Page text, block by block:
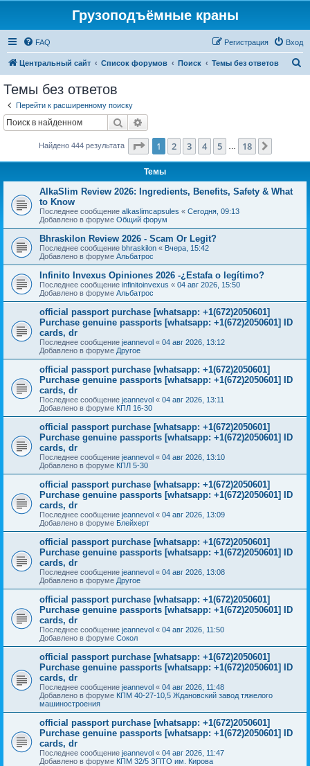
Грузоподъёмные краны
FAQ Вход
Регистрация
Центральный сайт Список форумов Поиск Темы без ответов
Темы без ответов
Перейти к расширенному поиску
Поиск
Найдено 444 результата Страница из 18
1 2 3 4 5 18
Темы
AlkaSlim Review 2026: Ingredients, Benefits, Safety & What
to Know
Последнее сообщение alkaslimcapsules « Сегодня, 09:13
Добавлено в форуме Общий форум
Bhraskilon Review 2026 - Scam Or Legit?
Последнее сообщение bhraskilon « Вчера, 15:42
Добавлено в форуме Альбатрос
Infinito Invexus Opiniones 2026 -¿Estafa o legítimo?
Последнее сообщение infinitoinvexus « 04 авг 2026, 15:50
Добавлено в форуме Альбатрос
official passport purchase [whatsapp: +1(672)2050601]
Purchase genuine passports [whatsapp: +1(672)2050601] ID
cards, dr
Последнее сообщение jeannevol « 04 авг 2026, 13:12
Добавлено в форуме Другое
official passport purchase [whatsapp: +1(672)2050601]
Purchase genuine passports [whatsapp: +1(672)2050601] ID
cards, dr
Последнее сообщение jeannevol « 04 авг 2026, 13:11
Добавлено в форуме КПЛ 16-30
official passport purchase [whatsapp: +1(672)2050601]
Purchase genuine passports [whatsapp: +1(672)2050601] ID
cards, dr
Последнее сообщение jeannevol « 04 авг 2026, 13:10
Добавлено в форуме КПЛ 5-30
official passport purchase [whatsapp: +1(672)2050601]
Purchase genuine passports [whatsapp: +1(672)2050601] ID
cards, dr
Последнее сообщение jeannevol « 04 авг 2026, 13:09
Добавлено в форуме Блейхерт
official passport purchase [whatsapp: +1(672)2050601]
Purchase genuine passports [whatsapp: +1(672)2050601] ID
cards, dr
Последнее сообщение jeannevol « 04 авг 2026, 13:08
Добавлено в форуме Другое
official passport purchase [whatsapp: +1(672)2050601]
Purchase genuine passports [whatsapp: +1(672)2050601] ID
cards, dr
Последнее сообщение jeannevol « 04 авг 2026, 11:50
Добавлено в форуме Сокол
official passport purchase [whatsapp: +1(672)2050601]
Purchase genuine passports [whatsapp: +1(672)2050601] ID
cards, dr
Последнее сообщение jeannevol « 04 авг 2026, 11:48
Добавлено в форуме КПМ 40-27-10,5 Ждановский завод тяжелого
машиностроения
official passport purchase [whatsapp: +1(672)2050601]
Purchase genuine passports [whatsapp: +1(672)2050601] ID
cards, dr
Последнее сообщение jeannevol « 04 авг 2026, 11:47
Добавлено в форуме КПМ 32/5 ЗПТО им. Кирова